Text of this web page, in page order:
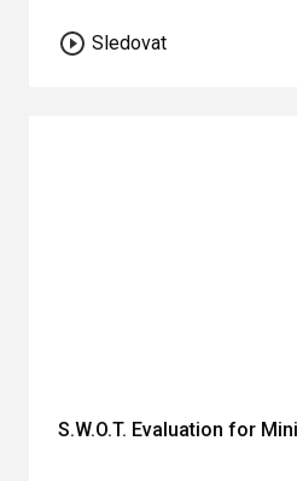
Sledovat
S.W.O.T. Evaluation for